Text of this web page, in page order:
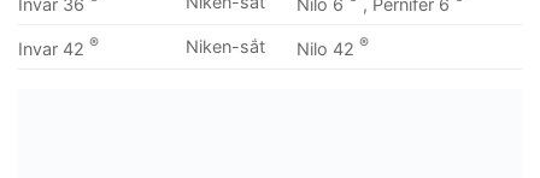
Invar 42 ® Niken-sắt Nilo 42®